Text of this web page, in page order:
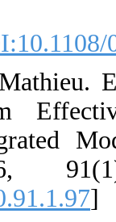
[
27.